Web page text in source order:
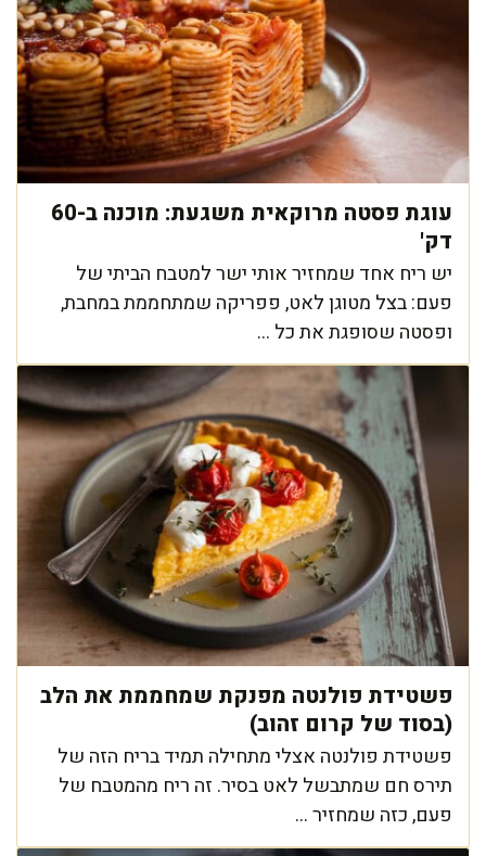
עוגת פסטה מרוקאית משגעת: מוכנה ב-60
דק'
יש ריח אחד שמחזיר אותי ישר למטבח הביתי של
פעם: בצל מטוגן לאט, פפריקה שמתחממת במחבת,
ופסטה שסופגת את כל ...
פשטידת פולנטה מפנקת שמחממת את הלב
(בסוד של קרום זהוב)
פשטידת פולנטה אצלי מתחילה תמיד בריח הזה של
תירס חם שמתבשל לאט בסיר. זה ריח מהמטבח של
פעם, כזה שמחזיר ...